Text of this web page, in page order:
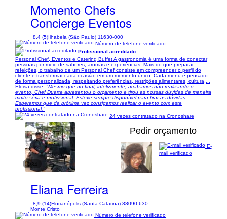
Momento Chefs
Concierge Eventos
8,4 (5)Ilhabela (São Paulo) 11630-000
Número de telefone verificado
Profissional acreditado
Personal Chef, Eventos e Catering Buffet A gastronomia é uma forma de conectar
pessoas por meio de sabores, aromas e experiências. Mais do que preparar
refeições, o trabalho de um Personal Chef consiste em compreender o perfil do
cliente e transformar cada ocasião em um momento único. Cada menu é pensado
de forma personalizada, respeitando preferências, restrições alimentares, cultura,...
Eloisa disse: "Mesmo que no final, infelizmente, acabamos não realizando o
evento, Chef Duarte apresentou o orçamento e tirou as nossas dúvidas de maneira
muito séria e profissional. Esteve sempre disponível para tirar as dúvidas.
Esperamos que da próxima vez consigamos realizar o evento com este
profissional."
24 vezes contratado na Cronoshare
1/34
Pedir orçamento
Eliana Ferreira
8,9 (14)Florianópolis (Santa Catarina) 88090-630
Monte Cristo
E-
mail verificado
Número de telefone verificado